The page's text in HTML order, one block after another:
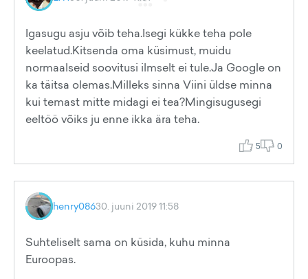
Igasugu asju võib teha.Isegi kükke teha pole
keelatud.Kitsenda oma küsimust, muidu
normaalseid soovitusi ilmselt ei tule.Ja Google on
ka täitsa olemas.Milleks sinna Viini üldse minna
kui temast mitte midagi ei tea?Mingisugusegi
eeltöö võiks ju enne ikka ära teha.
5 0
henry08630. juuni 2019 11:58
Suhteliselt sama on küsida, kuhu minna
Euroopas.